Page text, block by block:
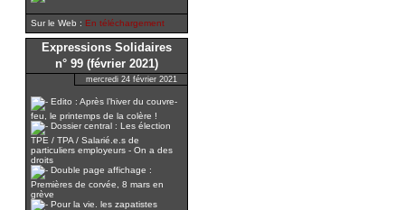
Sur le Web : En téléchargement
Expressions Solidaires
n° 99 (février 2021)
mercredi 24 février 2021
Edito : Après l’hiver du couvre-
feu, le printemps de la colère !
Dossier central : Les élection
TPE / TPA / Salarié.e.s de
particuliers employeurs - On a des
droits
Double page affichage :
Premières de corvée, 8 mars en
grève
Pour la vie. les zapatistes